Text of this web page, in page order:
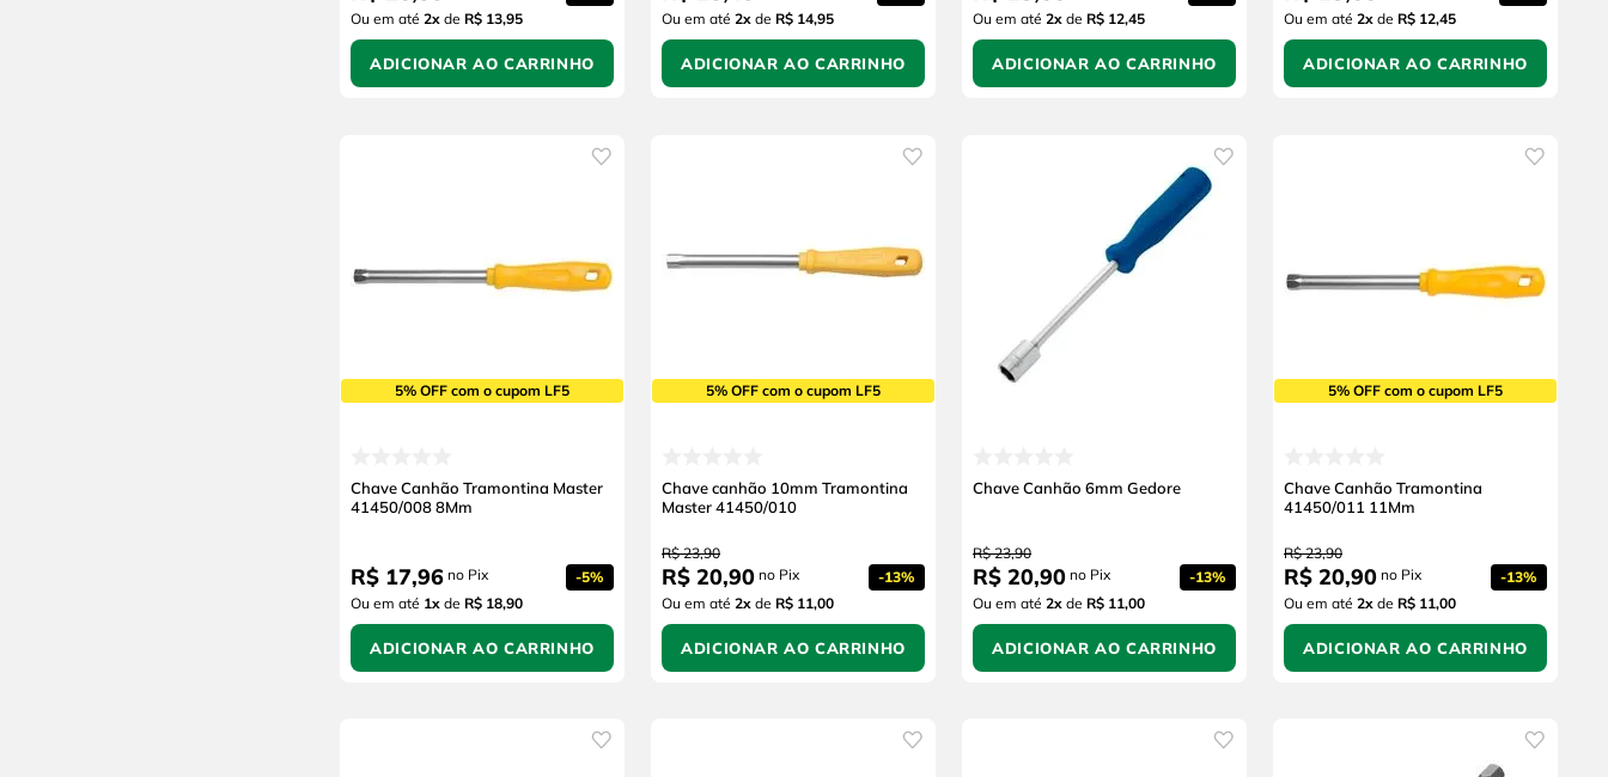
Ou em até 2x de R$ 13,95
ADICIONAR AO CARRINHO
Ou em até 2x de R$ 14,95
ADICIONAR AO CARRINHO
Ou em até 2x de R$ 12,45
ADICIONAR AO CARRINHO
Ou em até 2x de R$ 12,45
ADICIONAR AO CARRINHO
5% OFF com o cupom LF5
Chave Canhão Tramontina Master
41450/008 8Mm
R$ 17,96 no Pix -5%
Ou em até 1x de R$ 18,90
ADICIONAR AO CARRINHO
5% OFF com o cupom LF5
Chave canhão 10mm Tramontina
Master 41450/010
R$ 23,90
R$ 20,90 no Pix -13%
Ou em até 2x de R$ 11,00
ADICIONAR AO CARRINHO
Chave Canhão 6mm Gedore
R$ 23,90
R$ 20,90 no Pix -13%
Ou em até 2x de R$ 11,00
ADICIONAR AO CARRINHO
5% OFF com o cupom LF5
Chave Canhão Tramontina
41450/011 11Mm
R$ 23,90
R$ 20,90 no Pix -13%
Ou em até 2x de R$ 11,00
ADICIONAR AO CARRINHO